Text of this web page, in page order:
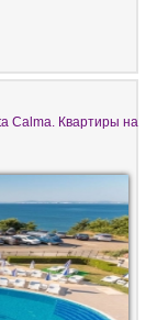
Calma. Квартиры на